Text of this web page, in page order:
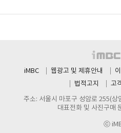
iMBC 웹광고 및 제휴안내
법적고지
고
주소: 서울시 마포구 성암로 255(
대표전화 및 사진구매
ⓒ